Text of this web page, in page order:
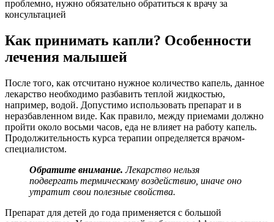
Как принимать капли? Особенности
лечения малышей
После того, как отсчитано нужное количество капель, данное
лекарство необходимо разбавить теплой жидкостью,
например, водой. Допустимо использовать препарат и в
неразбавленном виде. Как правило, между приемами должно
пройти около восьми часов, еда не влияет на работу капель.
Продолжительность курса терапии определяется врачом-
специалистом.
Обратите внимание. Лекарство нельзя
подвергать термическому воздействию, иначе оно
утратит свои полезные свойства.
Препарат для детей до года применяется с большой